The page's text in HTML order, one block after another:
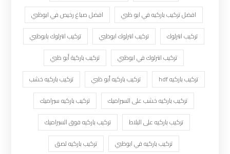
افضل تركيب باركيه في ابو ظبي
افضل صباغ رخيص في ابوظبي
تركيب انترلوك
تركيب انترلوك ابوظبي
تركيب انترلوك بابوظبي
تركيب انترلوك في ابوظبي
تركيب باركية أبو ظبي
تركيب باركيه hdf
تركيب باركيه أبو ظبي
تركيب باركيه خشب
تركيب باركيه خشب على السيراميك
تركيب باركيه سيراميك
تركيب باركيه على البلاط
تركيب باركيه فوق السيراميك
تركيب باركيه في ابوظبي
تركيب باركيه لصق